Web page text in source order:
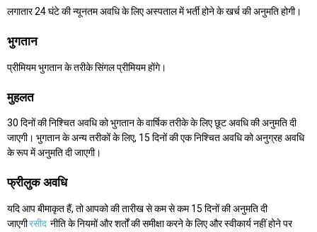
लगातार 24 घंटे की न्यूनतम अवधि के लिए अस्पताल में भर्ती होने के खर्च की अनुमति होगी।
भुगतान
प्रीमियम भुगतान के तरीके सिंगल प्रीमियम होंगे।
मुहलत
30 दिनों की निश्चित अवधि को भुगतान के वार्षिक तरीके के लिए छूट अवधि की अनुमति दी
जाएगी। भुगतान के अन्य तरीकों के लिए, 15 दिनों की एक निश्चित अवधि को अनुग्रह अवधि
के रूप में अनुमति दी जाएगी।
फ्रीलुक अवधि
यदि आप बीमाकृत हैं, तो आपको की तारीख से कम से कम 15 दिनों की अनुमति दी
जाएगीरसीद नीति के नियमों और शर्तों की समीक्षा करने के लिए और स्वीकार्य नहीं होने पर